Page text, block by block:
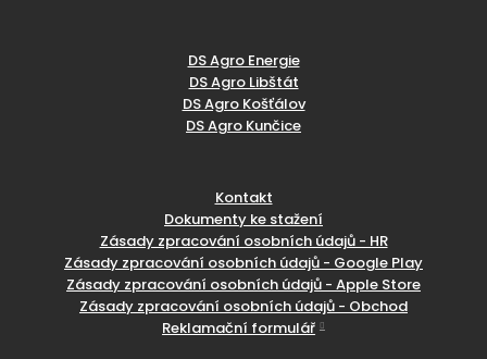
DS Agro Energie
DS Agro Libštát
DS Agro Košťálov
DS Agro Kunčice
Kontakt
Dokumenty ke stažení
Zásady zpracování osobních údajů - HR
Zásady zpracování osobních údajů - Google Play
Zásady zpracování osobních údajů - Apple Store
Zásady zpracování osobních údajů - Obchod
Reklamační formulář